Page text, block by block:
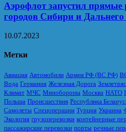
Аэрофлот запустил прямые
городов Сибири и Дальнего
10.07.2023
Метки
Авиация Автомобили Армия РФ (ВС РФ)
Вода Германия Железная Дорога
Климат МЧС Минобороны Москва НАТО
Польша Происшествия Республика
Самолеты Спецоперации Турция Украина
Экология грузоперевозки контейнерные
пассажирские перевозки порты речные